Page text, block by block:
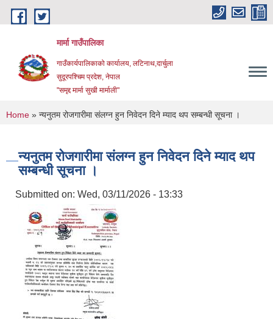
Skip to main content
मार्मा गाउँपालिका
गाउँकार्यपालिकाको कार्यालय, लटिनाथ,दार्चुला
सुदूरपश्चिम प्रदेश, नेपाल
"समृद्द मार्मा सुखी मार्माली"
You are here
Home » न्यनुतम रोजगारीमा संलग्न हुन निवेदन दिने म्याद थप सम्बन्धी सूचना ।
न्यनुतम रोजगारीमा संलग्न हुन निवेदन दिने म्याद थप
सम्बन्धी सूचना ।
Submitted on: Wed, 03/11/2026 - 13:33